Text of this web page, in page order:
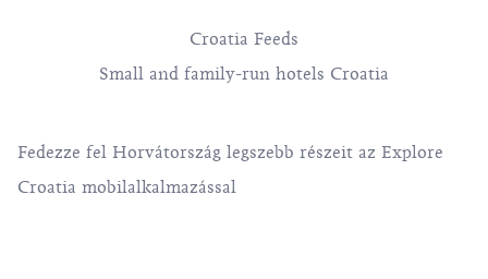
Croatia Feeds
Small and family-run hotels Croatia
Fedezze fel Horvátország legszebb részeit az Explore
Croatia mobilalkalmazással